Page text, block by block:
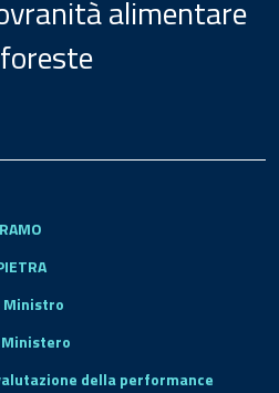
alimentare
della performance